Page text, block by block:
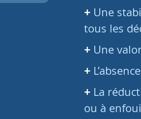
Une
tous les
Une
La
ou à